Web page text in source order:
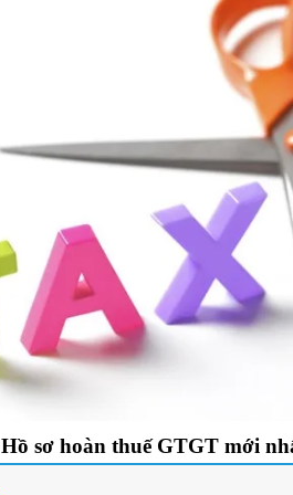
Hồ sơ hoàn thuế GTGT mới